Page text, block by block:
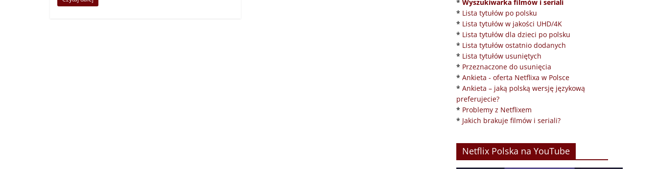
* Wyszukiwarka filmów i seriali
* Lista tytułów po polsku
* Lista tytułów w jakości UHD/4K
* Lista tytułów dla dzieci po polsku
* Lista tytułów ostatnio dodanych
* Lista tytułów usuniętych
* Przeznaczone do usunięcia
* Ankieta - oferta Netflixa w Polsce
* Ankieta – jaką polską wersję językową
preferujecie?
* Problemy z Netflixem
* Jakich brakuje filmów i seriali?
Netflix Polska na YouTube